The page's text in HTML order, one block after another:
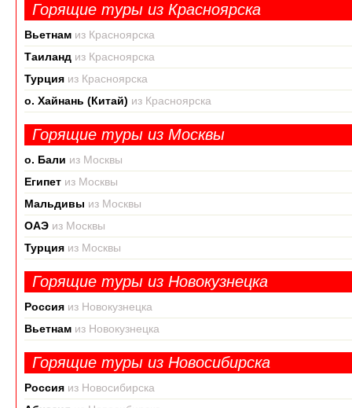
Горящие туры из Красноярска
Вьетнам из Красноярска
Таиланд из Красноярска
Турция из Красноярска
о. Хайнань (Китай) из Красноярска
Горящие туры из Москвы
о. Бали из Москвы
Египет из Москвы
Мальдивы из Москвы
ОАЭ из Москвы
Турция из Москвы
Горящие туры из Новокузнецка
Россия из Новокузнецка
Вьетнам из Новокузнецка
Горящие туры из Новосибирска
Россия из Новосибирска